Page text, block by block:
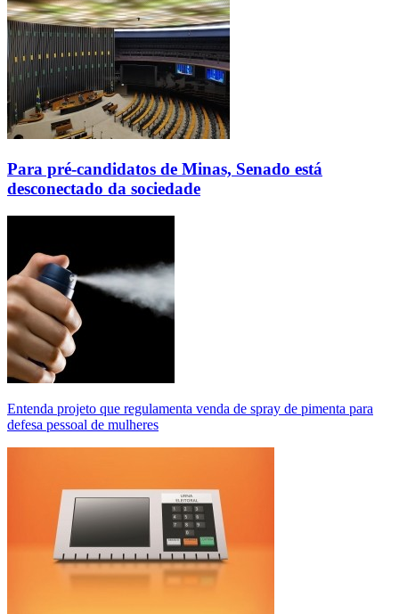
Para pré-candidatos de Minas, Senado está
desconectado da sociedade
Entenda projeto que regulamenta venda de spray de pimenta para
defesa pessoal de mulheres